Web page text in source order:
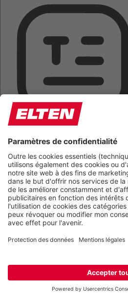
METTRE EN ÉVIDENCE LES